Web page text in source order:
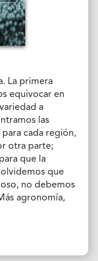
La primera
equivocar en
a
las
cada región,
otra parte;
que la
que
no debemos
agronomía,